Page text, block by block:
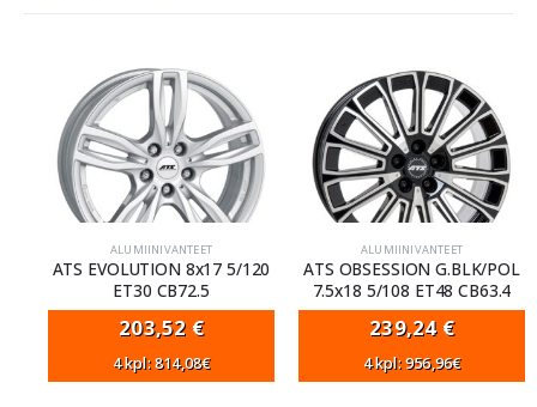
ALUMIINIVANTEET
ATS EVOLUTION 8x17 5/120
ET30 CB72.5
203,52 €
4 kpl: 814,08€
ALUMIINIVANTEET
ATS OBSESSION G.BLK/POL
7.5x18 5/108 ET48 CB63.4
239,24 €
4 kpl: 956,96€